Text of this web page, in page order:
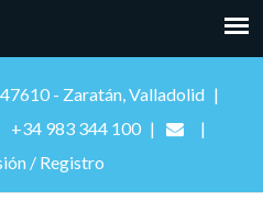
- Zaratán, Valladolid
+34 983 344 100
/ Registro